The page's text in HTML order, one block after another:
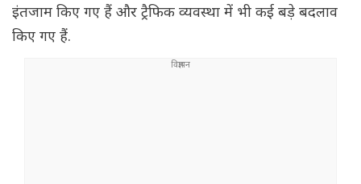
इंतजाम किए गए हैं और ट्रैफिक व्यवस्था में भी कई बड़े बदलाव
किए गए हैं.